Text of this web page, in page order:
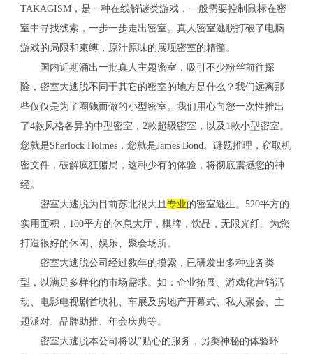
TAKAGISM，是一种在线解谜类游戏，一般需要控制鼠标在密
室中寻找线索，一步一步走出密室。真人密室逃脱打破了电脑
游戏的局限和束缚，原汁原味的展现密室的精髓。
国内近期涌出一批真人主题密室，吸引不少粉丝前往探
险，密室大逃脱不同于其它的密室的地方是什么？我们远离那
些仅仅是为了圈钱而做的小型密室。我们用心向您一次性推出
了4款风格各异的中型密室，2款超级密室，以及1款小型密室。
您就是Sherlock Holmes，您就是James Bond。谜题推理，窃取机
密文件，破解疯狂赌局，这种少有的体验，将彻底震撼您的神
经。
密室大逃脱为目前苏北很大且 专业的密室逃生。520平方的
实用面积，100平方的休息大厅，棋牌，饮品，无限光纤。为您
打造很好的休闲、娱乐、聚会场所。
密室大逃脱公司经过数年的摸索，已研发出多种业务类
型，以满足多样化的市场需求。如：企业拓展、游戏化营销活
动、电影电视剧首映礼、车展及房地产开幕式、私人聚会、主
题派对、品牌助推、年会庆典等。
密室大逃脱本公司将以“贴心的服务，另类神秘的体验环